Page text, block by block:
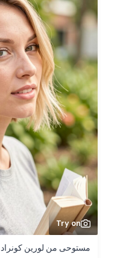
Try on
مستوحى من لورين كونراد